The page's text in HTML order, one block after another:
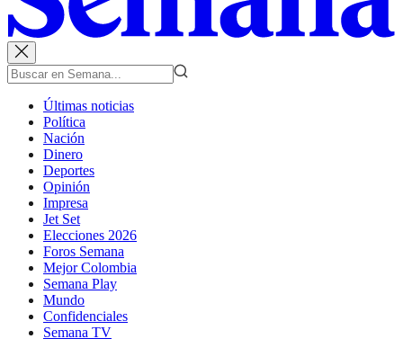
Últimas noticias
Política
Nación
Dinero
Deportes
Opinión
Impresa
Jet Set
Elecciones 2026
Foros Semana
Mejor Colombia
Semana Play
Mundo
Confidenciales
Semana TV